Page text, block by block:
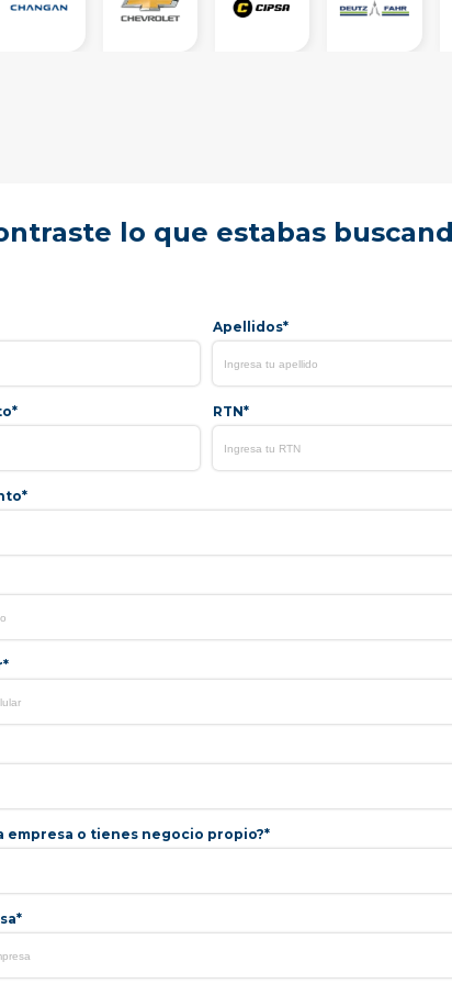
lo que estabas
Apellidos*
RTN*
empresa o tienes negocio propio?*